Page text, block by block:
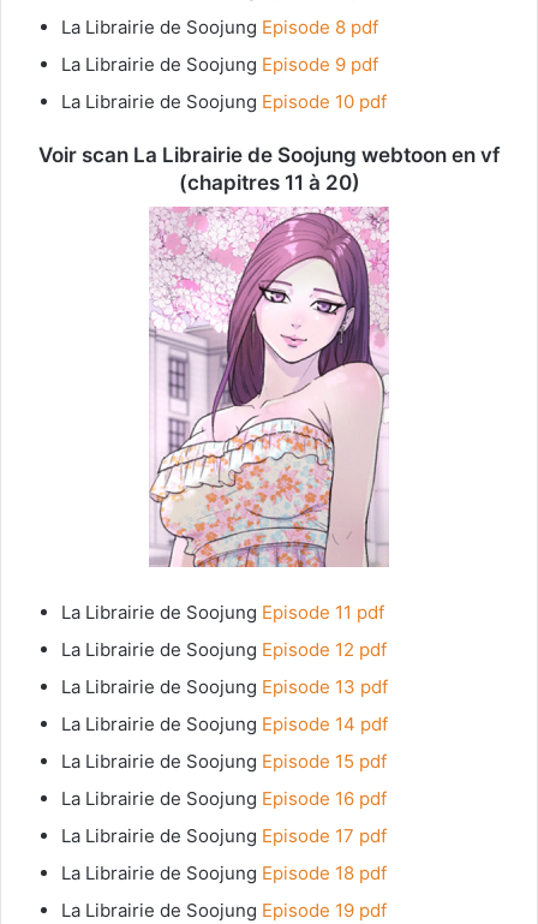
La Librairie de Soojung Episode 8 pdf
La Librairie de Soojung Episode 9 pdf
La Librairie de Soojung Episode 10 pdf
Voir scan La Librairie de Soojung webtoon en vf
(chapitres 11 à 20)
La Librairie de Soojung Episode 11 pdf
La Librairie de Soojung Episode 12 pdf
La Librairie de Soojung Episode 13 pdf
La Librairie de Soojung Episode 14 pdf
La Librairie de Soojung Episode 15 pdf
La Librairie de Soojung Episode 16 pdf
La Librairie de Soojung Episode 17 pdf
La Librairie de Soojung Episode 18 pdf
La Librairie de Soojung Episode 19 pdf